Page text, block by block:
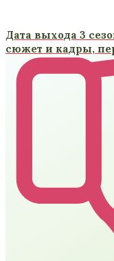
Дата выхода 3
сюжет и кадры,